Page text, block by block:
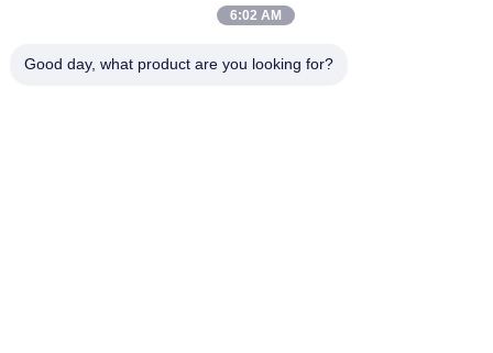
6:02 AM
Good day, what product are you looking for?